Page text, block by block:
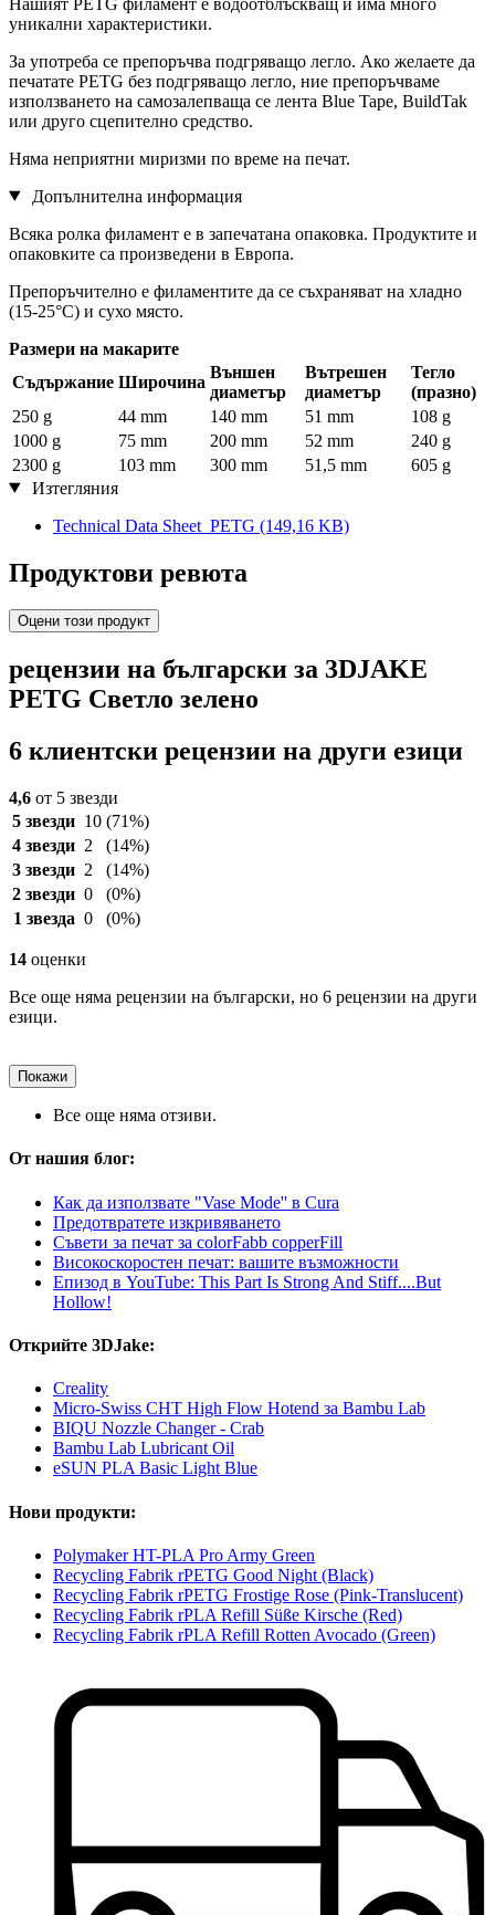
уникални характеристики.
За употреба се препоръчва подгряващо легло. Ако желаете да
печатате PETG без подгряващо легло, ние препоръчваме
използването на самозалепваща се лента Blue Tape, BuildTak
или друго сцепително средство.
Няма неприятни миризми по време на печат.
Допълнителна информация
Всяка ролка филамент е в запечатана опаковка. Продуктите и
опаковките са произведени в Европа.
Препоръчително е филаментите да се съхраняват на хладно
(15-25°С) и сухо място.
Размери на макарите
Съдържание Широчина
Външен
диаметър
Вътрешен
диаметър
Тегло
(празно)
250 g
44 mm 140 mm 51 mm
108 g
1000 g
75 mm 200 mm 52 mm
240 g
2300 g
103 mm 300 mm 51,5 mm
605 g
Изтегляния
Technical Data Sheet_PETG (149,16 KB)
Продуктови ревюта
Оцени този продукт
рецензии на български за 3DJAKE
PETG Светло зелено
6 клиентски рецензии на други езици
4,6 от 5 звезди
5 звезди 10 (71%)
4 звезди 2
(14%)
3 звезди 2
(14%)
2 звезди 0
(0%)
1 звезда 0 (0%)
14 оценки
Все още няма рецензии на български, но 6 рецензии на други
езици.
Покажи
Все още няма отзиви.
От нашия блог:
Как да използвате "Vase Mode'' в Cura
Предотвратете изкривяването
Съвети за печат за colorFabb copperFill
Високоскоростен печат: вашите възможности
Епизод в YouTube: This Part Is Strong And Stiff....But
Hollow!
Открийте 3DJake:
Creality
Micro-Swiss CHT High Flow Hotend за Bambu Lab
BIQU Nozzle Changer - Crab
Bambu Lab Lubricant Oil
eSUN PLA Basic Light Blue
Нови продукти:
Polymaker HT-PLA Pro Army Green
Recycling Fabrik rPETG Good Night (Black)
Recycling Fabrik rPETG Frostige Rose (Pink-Translucent)
Recycling Fabrik rPLA Refill Süße Kirsche (Red)
Recycling Fabrik rPLA Refill Rotten Avocado (Green)